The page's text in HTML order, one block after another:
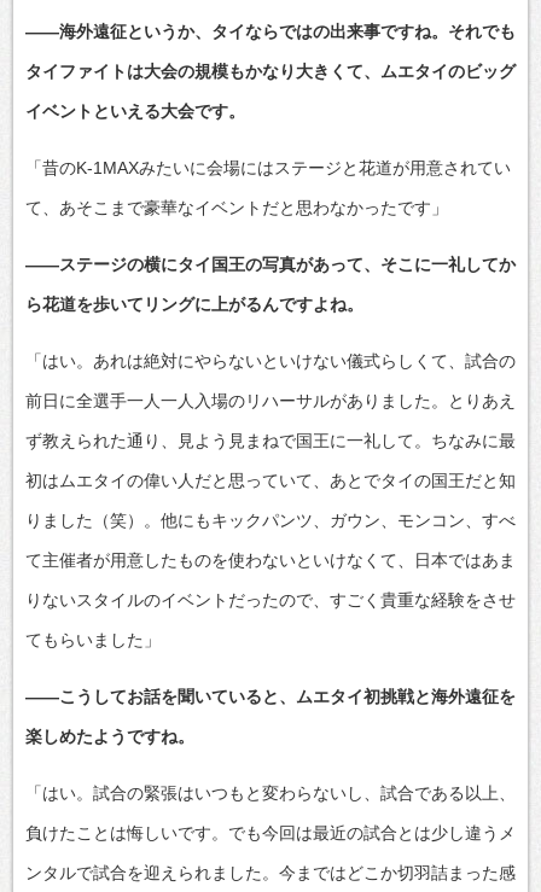
――海外遠征というか、タイならではの出来事ですね。それでも
タイファイトは大会の規模もかなり大きくて、ムエタイのビッグ
イベントといえる大会です。
「昔のK-1MAXみたいに会場にはステージと花道が用意されてい
て、あそこまで豪華なイベントだと思わなかったです」
――ステージの横にタイ国王の写真があって、そこに一礼してか
ら花道を歩いてリングに上がるんですよね。
「はい。あれは絶対にやらないといけない儀式らしくて、試合の
前日に全選手一人一人入場のリハーサルがありました。とりあえ
ず教えられた通り、見よう見まねで国王に一礼して。ちなみに最
初はムエタイの偉い人だと思っていて、あとでタイの国王だと知
りました（笑）。他にもキックパンツ、ガウン、モンコン、すべ
て主催者が用意したものを使わないといけなくて、日本ではあま
りないスタイルのイベントだったので、すごく貴重な経験をさせ
てもらいました」
――こうしてお話を聞いていると、ムエタイ初挑戦と海外遠征を
楽しめたようですね。
「はい。試合の緊張はいつもと変わらないし、試合である以上、
負けたことは悔しいです。でも今回は最近の試合とは少し違うメ
ンタルで試合を迎えられました。今まではどこか切羽詰まった感